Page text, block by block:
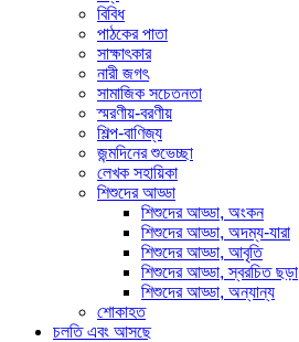
বিবিধ
পাঠকের পাতা
সাক্ষাৎকার
নারী জগৎ
সামাজিক সচেতনতা
স্মরণীয়-বরণীয়
শিল্প-বাণিজ্য
জন্মদিনের শুভেচ্ছা
লেখক সহায়িকা
শিশুদের আড্ডা
শিশুদের আড্ডা, অংকন
শিশুদের আড্ডা, অদম্য-যারা
শিশুদের আড্ডা, আবৃতি
শিশুদের আড্ডা, স্বরচিত ছড়া
শিশুদের আড্ডা, অন্যান্য
শোকাহত
চলতি এবং আসছে